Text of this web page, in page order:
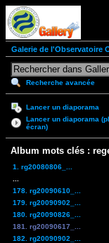
Galerie de l'Observatoire
Recherche avancée
Lancer un diaporama
Lancer un diaporama
écran)
Album mots clés :
1. rg20080806_...
178. rg20090610_...
179. rg20090902_...
180. rg20090826_...
181. rg20090617_...
182. rg20090902_...